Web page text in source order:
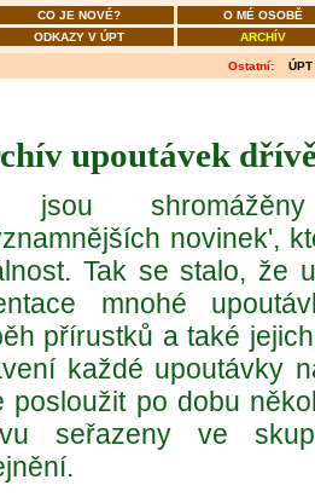
CO JE NOVÉ?
O MÉ OSOBĚ
ODKAZY V ÚPT ARCHÍV
Ostatní: ÚPT
upoutávek
jsou
novinek',
Tak se stalo, že
mnohé
přírustků a také
každé upoutávky
posloužit po dobu
seřazeny ve